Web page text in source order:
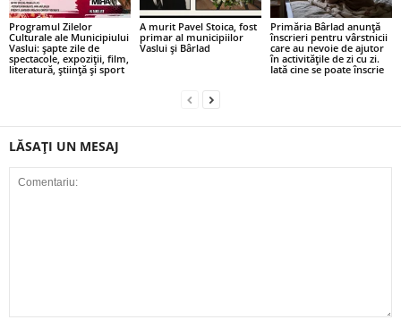
Programul Zilelor
Culturale ale Municipiului
Vaslui: șapte zile de
spectacole, expoziții, film,
literatură, știință și sport
A murit Pavel Stoica, fost
primar al municipiilor
Vaslui și Bârlad
Primăria Bârlad anunță
înscrieri pentru vârstnicii
care au nevoie de ajutor
în activitățile de zi cu zi.
Iată cine se poate înscrie
LĂSAȚI UN MESAJ